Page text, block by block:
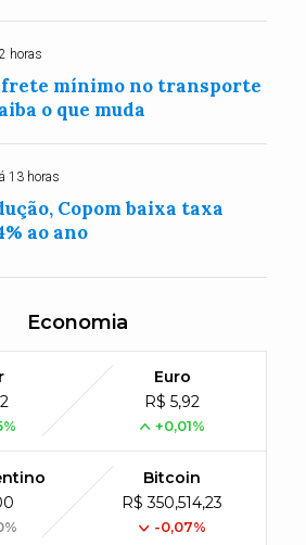
horas
mínimo no transporte
o que muda
13 horas
Copom baixa taxa
ao ano
Economia
Euro
R$ 5,92
+0,01%
Bitcoin
R$ 350,514,23
-0,07%